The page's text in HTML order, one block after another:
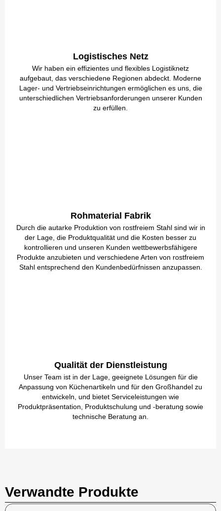
Logistisches Netz
Wir haben ein effizientes und flexibles Logistiknetz
aufgebaut, das verschiedene Regionen abdeckt. Moderne
Lager- und Vertriebseinrichtungen ermöglichen es uns, die
unterschiedlichen Vertriebsanforderungen unserer Kunden
zu erfüllen.
Rohmaterial Fabrik
Durch die autarke Produktion von rostfreiem Stahl sind wir in
der Lage, die Produktqualität und die Kosten besser zu
kontrollieren und unseren Kunden wettbewerbsfähigere
Produkte anzubieten und verschiedene Arten von rostfreiem
Stahl entsprechend den Kundenbedürfnissen anzupassen.
Qualität der Dienstleistung
Unser Team ist in der Lage, geeignete Lösungen für die
Anpassung von Küchenartikeln und für den Großhandel zu
entwickeln, und bietet Serviceleistungen wie
Produktpräsentation, Produktschulung und -beratung sowie
technische Beratung an.
Verwandte Produkte